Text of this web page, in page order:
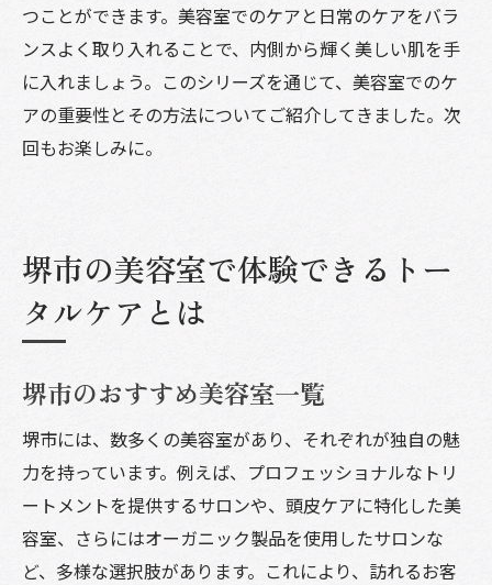
つことができます。美容室でのケアと日常のケアをバラ
ンスよく取り入れることで、内側から輝く美しい肌を手
に入れましょう。このシリーズを通じて、美容室でのケ
アの重要性とその方法についてご紹介してきました。次
回もお楽しみに。
堺市の美容室で体験できるトー
タルケアとは
堺市のおすすめ美容室一覧
堺市には、数多くの美容室があり、それぞれが独自の魅
力を持っています。例えば、プロフェッショナルなトリ
ートメントを提供するサロンや、頭皮ケアに特化した美
容室、さらにはオーガニック製品を使用したサロンな
ど、多様な選択肢があります。これにより、訪れるお客